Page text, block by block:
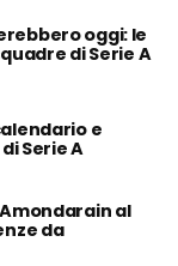
oggi: le
di Serie A
e
Serie A
al
da